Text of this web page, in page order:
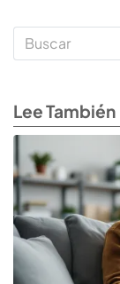
Lee También